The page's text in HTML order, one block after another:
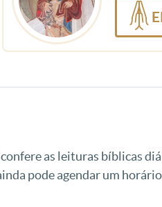
as leituras bíblicas
pode agendar um